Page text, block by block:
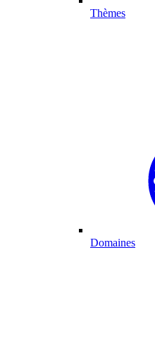
Thèmes
Domaines